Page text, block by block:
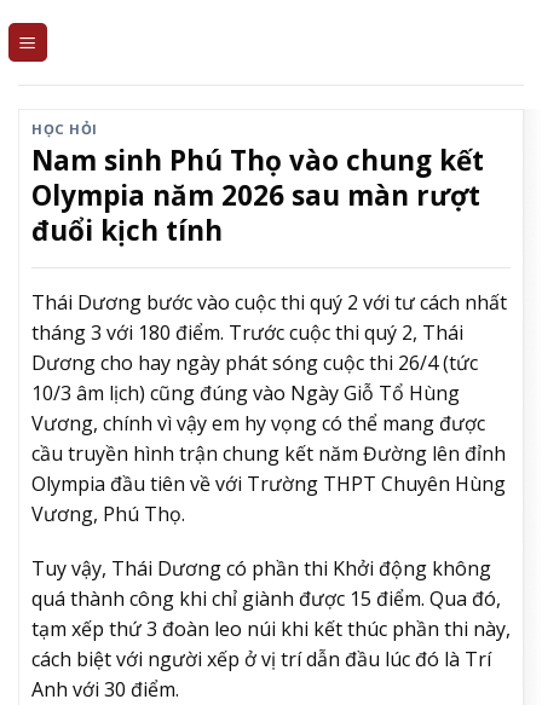
HỌC HỎI
Nam sinh Phú Thọ vào chung kết
Olympia năm 2026 sau màn rượt
đuổi kịch tính
Thái Dương bước vào cuộc thi quý 2 với tư cách nhất
tháng 3 với 180 điểm. Trước cuộc thi quý 2, Thái
Dương cho hay ngày phát sóng cuộc thi 26/4 (tức
10/3 âm lịch) cũng đúng vào Ngày Giỗ Tổ Hùng
Vương, chính vì vậy em hy vọng có thể mang được
cầu truyền hình trận chung kết năm Đường lên đỉnh
Olympia đầu tiên về với Trường THPT Chuyên Hùng
Vương, Phú Thọ.
Tuy vậy, Thái Dương có phần thi Khởi động không
quá thành công khi chỉ giành được 15 điểm. Qua đó,
tạm xếp thứ 3 đoàn leo núi khi kết thúc phần thi này,
cách biệt với người xếp ở vị trí dẫn đầu lúc đó là Trí
Anh với 30 điểm.